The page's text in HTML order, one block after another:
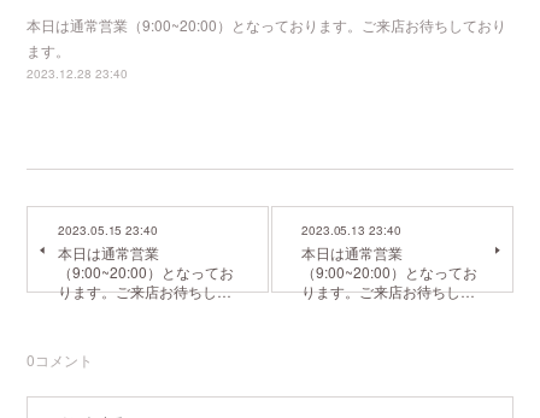
本日は通常営業（9:00~20:00）となっております。ご来店お待ちしており
ます。
2023.12.28 23:40
2023.05.15 23:40
本日は通常営業
（9:00~20:00）となってお
ります。ご来店お待ちし…
2023.05.13 23:40
本日は通常営業
（9:00~20:00）となってお
ります。ご来店お待ちし…
0コメント